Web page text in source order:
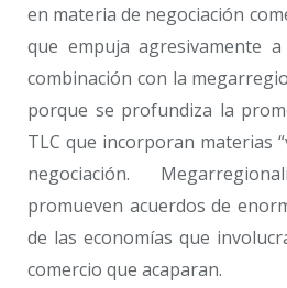
en materia de negociación
que empuja agresivamente
combinación con la
porque se profundiza la
TLC que incorporan materias
negociación.
promueven acuerdos de
de las economías que
comercio que acaparan.